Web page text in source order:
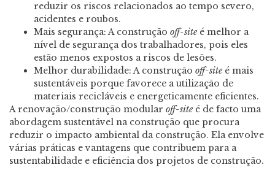
reduzir os riscos relacionados ao tempo severo,
acidentes e roubos.
Mais segurança: A construção off-siteé melhor a
nível de segurança dos trabalhadores, pois eles
estão menos expostos a riscos de lesões.
Melhor durabilidade: A construção off-siteé mais
sustentáveis porque favorece a utilização de
materiais recicláveis e energeticamente eficientes.
A renovação/construção modular off-siteé de facto uma
abordagem sustentável na construção que procura
reduzir o impacto ambiental da construção. Ela envolve
várias práticas e vantagens que contribuem para a
sustentabilidade e eficiência dos projetos de construção.